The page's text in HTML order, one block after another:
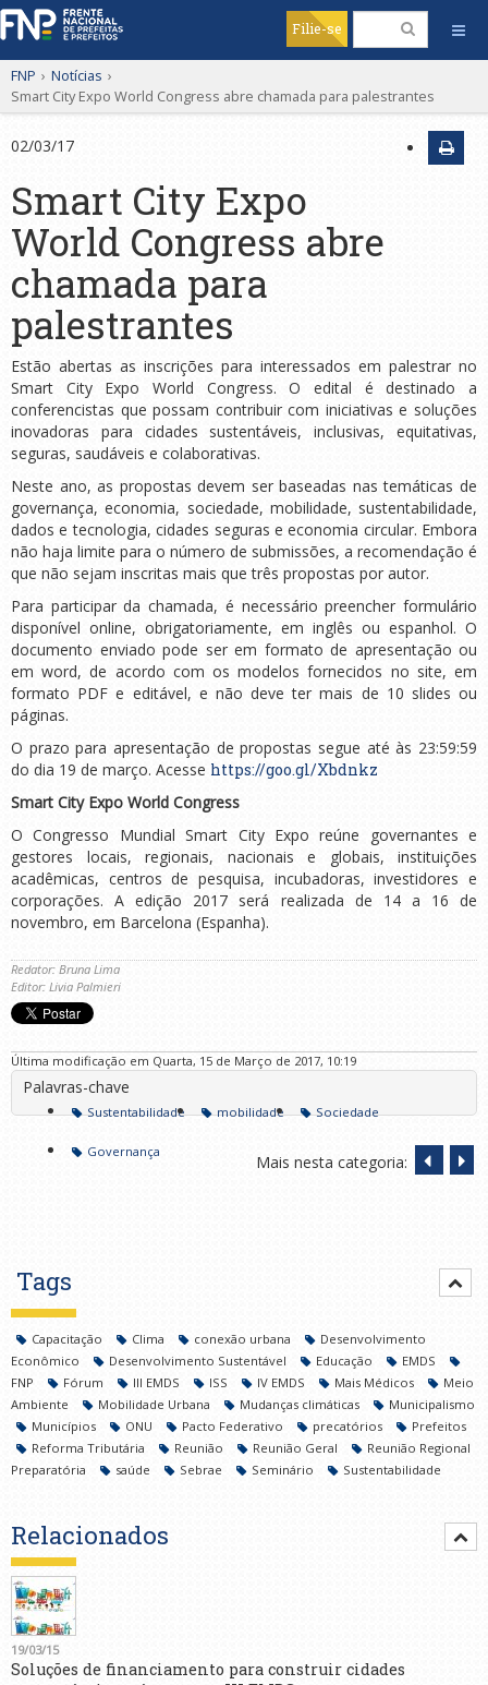
Filie-se
FNP › Notícias ›
Smart City Expo World Congress abre chamada para palestrantes
02/03/17
Smart City Expo
World Congress abre
chamada para
palestrantes
Estão abertas as inscrições para interessados em palestrar no
Smart City Expo World Congress. O edital é destinado a
conferencistas que possam contribuir com iniciativas e soluções
inovadoras para cidades sustentáveis, inclusivas, equitativas,
seguras, saudáveis ​​e colaborativas.
Neste ano, as propostas devem ser baseadas nas temáticas de
governança, economia, sociedade, mobilidade, sustentabilidade,
dados e tecnologia, cidades seguras e economia circular. Embora
não haja limite para o número de submissões, a recomendação é
que não sejam inscritas mais que três propostas por autor.
Para participar da chamada, é necessário preencher formulário
disponível online, obrigatoriamente, em inglês ou espanhol. O
documento enviado pode ser em formato de apresentação ou
em word, de acordo com os modelos fornecidos no site, em
formato PDF e editável, e não deve ter mais de 10 slides ou
páginas.
O prazo para apresentação de propostas segue até às 23:59:59
do dia 19 de março. Acesse https://goo.gl/Xbdnkz
Smart City Expo World Congress
O Congresso Mundial Smart City Expo reúne governantes e
gestores locais, regionais, nacionais e globais, instituições
acadêmicas, centros de pesquisa, incubadoras, investidores e
corporações. A edição 2017 será realizada de 14 a 16 de
novembro, em Barcelona (Espanha).
Redator: Bruna Lima
Editor: Livia Palmieri
Última modificação em Quarta, 15 de Março de 2017, 10:19
Palavras-chave
Sustentabilidade mobilidade Sociedade
Governança
Mais nesta categoria:
Tags
Capacitação Clima conexão urbana
Desenvolvimento
Econômico
Desenvolvimento Sustentável Educação
EMDS
FNP
Fórum III EMDS ISS IV EMDS Mais Médicos
Meio
Ambiente
Mobilidade Urbana Mudanças climáticas
Municipalismo
Municípios
ONU Pacto Federativo precatórios
Prefeitos
Reforma Tributária
Reunião Reunião Geral
Reunião Regional
Preparatória
saúde Sebrae Seminário Sustentabilidade
Relacionados
19/03/15
Soluções de financiamento para construir cidades